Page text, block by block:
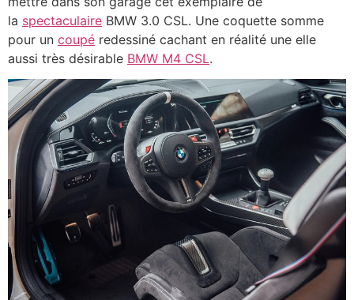
la spectaculaire BMW 3.0 CSL. Une coquette somme
pour un coupé redessiné cachant en réalité une elle
aussi très désirable BMW M4 CSL.